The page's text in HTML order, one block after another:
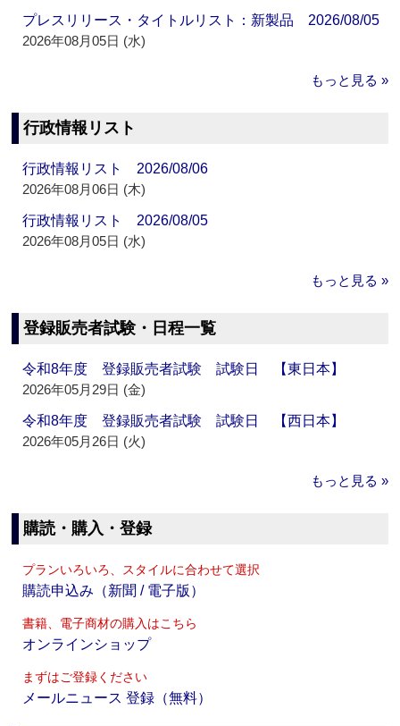
プレスリリース・タイトルリスト：新製品 2026/08/05
2026年08月05日 (水)
もっと見る »
行政情報リスト
行政情報リスト 2026/08/06
2026年08月06日 (木)
行政情報リスト 2026/08/05
2026年08月05日 (水)
もっと見る »
登録販売者試験・日程一覧
令和8年度 登録販売者試験 試験日 【東日本】
2026年05月29日 (金)
令和8年度 登録販売者試験 試験日 【西日本】
2026年05月26日 (火)
もっと見る »
購読・購入・登録
プランいろいろ、スタイルに合わせて選択
購読申込み（新聞 / 電子版）
書籍、電子商材の購入はこちら
オンラインショップ
まずはご登録ください
メールニュース 登録（無料）